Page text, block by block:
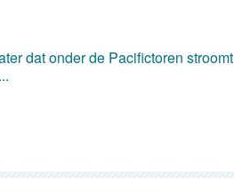
dat onder de Pacifictoren stroomt